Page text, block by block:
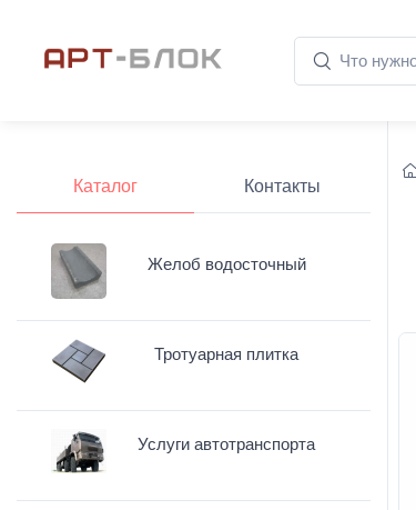
Каталог Контакты
Желоб водосточный
Тротуарная плитка
Услуги автотранспорта